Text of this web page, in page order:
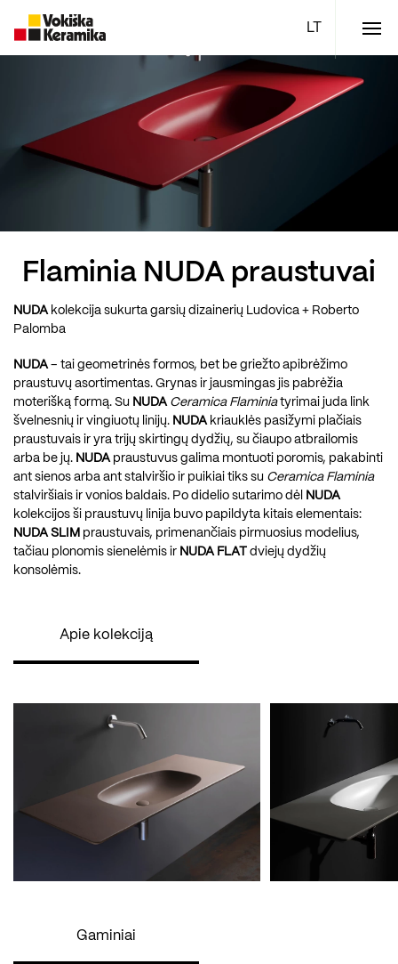
Flaminia NUDA praustuvai
NUDA kolekcija sukurta garsių dizainerių Ludovica + Roberto
Palomba
NUDA– tai geometrinės formos, bet be griežto apibrėžimo
praustuvų asortimentas. Grynas ir jausmingas jis pabrėžia
moterišką formą. Su NUDA Ceramica Flaminiatyrimai juda link
švelnesnių ir vingiuotų linijų. NUDAkriauklės pasižymi plačiais
praustuvais ir yra trijų skirtingų dydžių, su čiaupo atbrailomis
arba be jų. NUDApraustuvus galima montuoti poromis, pakabinti
ant sienos arba ant stalviršio ir puikiai tiks su Ceramica Flaminia
stalviršiais ir vonios baldais. Po didelio sutarimo dėl
NUDA
kolekcijos ši praustuvų linija buvo papildyta kitais elementais:
NUDA SLIM praustuvais, primenančiais pirmuosius modelius,
tačiau plonomis sienelėmis ir NUDA FLAT
dviejų dydžių
konsolėmis.
Apie kolekciją
Gaminiai
Meniu
Vonios kambario įranga
Boen parketlentės
Specialūs pasiūlymai TOP